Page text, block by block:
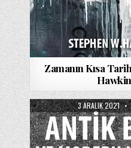
Zamanın Kısa
PUBLISHED
DATE:
3 ARALIK 2021